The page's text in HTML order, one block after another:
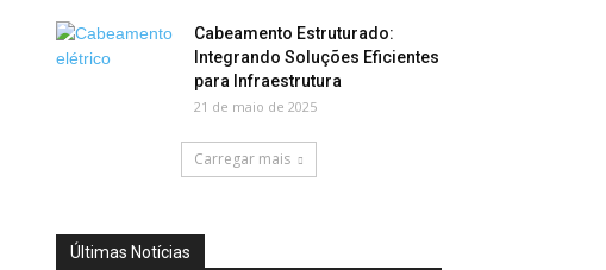
Cabeamento Estruturado:
Integrando Soluções Eficientes
para Infraestrutura
21 de maio de 2025
Carregar mais
Últimas Notícias